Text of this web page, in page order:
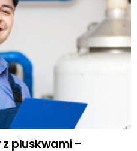
pluskwami –